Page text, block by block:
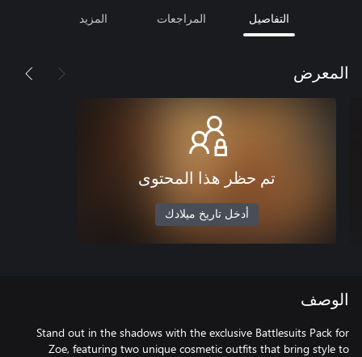
التفاصيل المراجعات المزيد
المعرض
تم حظر هذا المحتوى
أدخل تاريخ ميلادك
الوصف
Stand out in the shadows with the exclusive Battlesuits Pack for
Zoe, featuring two unique cosmetic outfits that bring style to